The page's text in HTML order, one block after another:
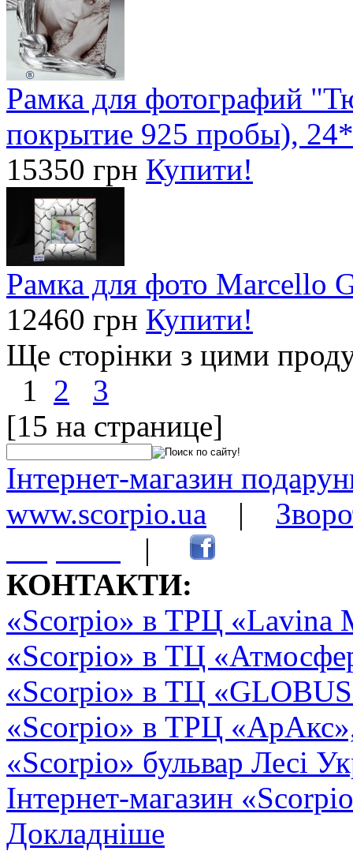
Рамка для фотографий
покрытие 925 пробы),
15350 грн Купити!
Рамка для фото Marcello
12460 грн Купити!
Ще сторінки з цими
1 2
3
[15 на странице]
Інтернет-магазин
www.scorpio.ua |
|
КОНТАКТИ:
«Scorpio» в ТРЦ «Lavina
«Scorpio» в ТЦ
«Scorpio» в ТЦ
«Scorpio» в ТРЦ
«Scorpio» бульвар Лесі
Інтернет-магазин
Докладніше